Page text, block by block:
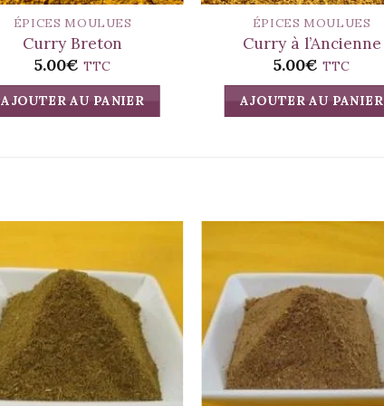
ÉPICES MOULUES
Curry Breton
5.00€ TTC
AJOUTER AU PANIER
ÉPICES MOULUES
Curry à l’Ancienne
5.00€ TTC
AJOUTER AU PANIER